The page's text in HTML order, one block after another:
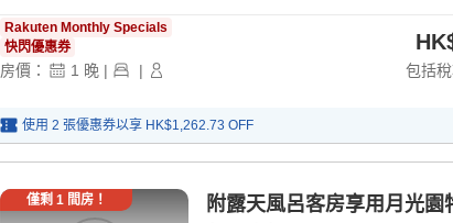
Rakuten Monthly Specials
快閃優惠券
房價： 1 晚 | | 包括
使用 2 張優惠券以享 HK$1,262.73 OFF
僅剩 1間房！
附露天風呂客房享用月光